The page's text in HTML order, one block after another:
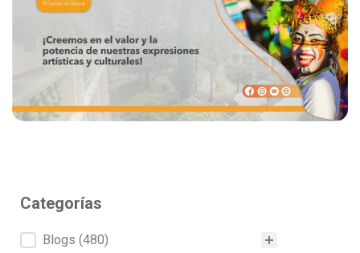
Categorías
Categorías
Blogs (480)